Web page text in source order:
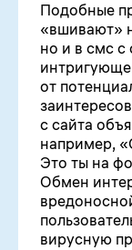
Подобные
«вшивают»
но и в смс
от
с сайта
например,
Это ты на
Обмен
вирусную